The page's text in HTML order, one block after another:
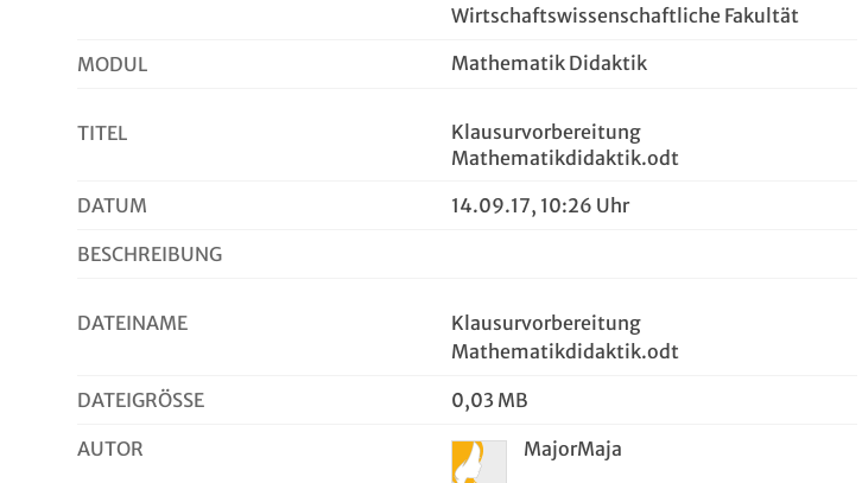
Wirtschaftswissenschaftliche Fakultät
MODUL Mathematik Didaktik
TITEL
Klausurvorbereitung
Mathematikdidaktik.odt
DATUM
14.09.17, 10:26 Uhr
BESCHREIBUNG
DATEINAME
Klausurvorbereitung
Mathematikdidaktik.odt
DATEIGRÖSSE 0,03 MB
AUTOR MajorMaja